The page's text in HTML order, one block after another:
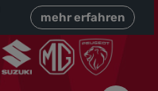
mehr erfahren